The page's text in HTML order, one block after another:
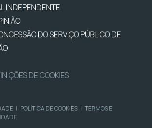
INDEPENDENTE
DO SERVIÇO PÚBLICO DE
DE COOKIES
| POLÍTICA DE COOKIES | TERMOS E